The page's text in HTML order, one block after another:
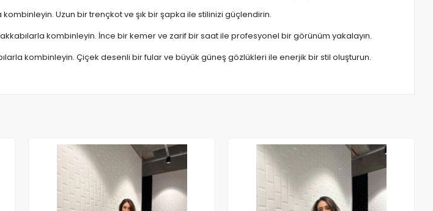
Uzun bir trençkot ve şık bir şapka ile stilinizi güçlendirin.
kombinleyin. İnce bir kemer ve zarif bir saat ile profesyonel bir görünüm yakalayın.
kombinleyin. Çiçek desenli bir fular ve büyük güneş gözlükleri ile enerjik bir stil oluşturun.